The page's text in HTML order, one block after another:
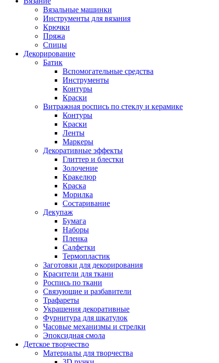
Вязальные машинки
Инструменты для вязания
Крючки
Пряжа
Спицы
Декорирование
Батик
Вспомогательные средства
Инструменты
Контуры
Краски
Витражная роспись по стеклу и керамике
Контуры
Краски
Ленты
Маркеры
Декоративные эффекты
Глиттер и блестки
Золочение
Кракелюр
Краска
Морилка
Состаривание
Декупаж
Бумага
Наборы
Пленка
Салфетки
Термопластик
Заготовки для декорирования
Красители для ткани
Роспись по ткани
Связующие и разбавители
Трафареты
Украшения декоративные
Фурнитура для шкатулок
Часовые механизмы и стрелки
Эпоксидная смола
Детское творчество
Материалы для творчества